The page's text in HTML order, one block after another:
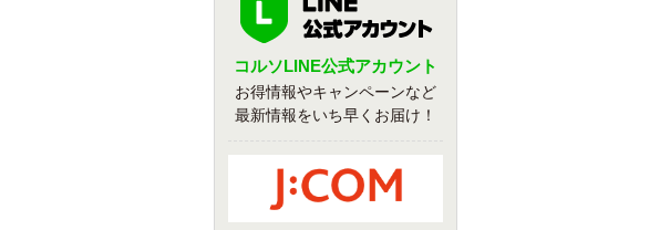
コルソLINE公式アカウント
お得情報やキャンペーンなど
最新情報をいち早くお届け！